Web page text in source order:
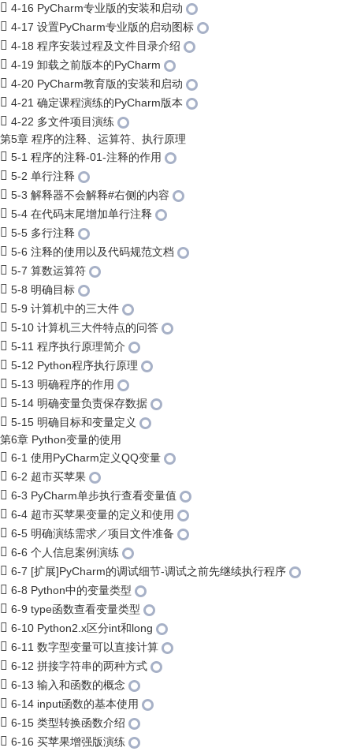
4-16 PyCharm专业版的安装和启动
4-17 设置PyCharm专业版的启动图标
4-18 程序安装过程及文件目录介绍
4-19 卸载之前版本的PyCharm
4-20 PyCharm教育版的安装和启动
4-21 确定课程演练的PyCharm版本
4-22 多文件项目演练
第5章 程序的注释、运算符、执行原理
5-1 程序的注释-01-注释的作用
5-2 单行注释
5-3 解释器不会解释#右侧的内容
5-4 在代码末尾增加单行注释
5-5 多行注释
5-6 注释的使用以及代码规范文档
5-7 算数运算符
5-8 明确目标
5-9 计算机中的三大件
5-10 计算机三大件特点的问答
5-11 程序执行原理简介
5-12 Python程序执行原理
5-13 明确程序的作用
5-14 明确变量负责保存数据
5-15 明确目标和变量定义
第6章 Python变量的使用
6-1 使用PyCharm定义QQ变量
6-2 超市买苹果
6-3 PyCharm单步执行查看变量值
6-4 超市买苹果变量的定义和使用
6-5 明确演练需求／项目文件准备
6-6 个人信息案例演练
6-7 [扩展]PyCharm的调试细节-调试之前先继续执行程序
6-8 Python中的变量类型
6-9 type函数查看变量类型
6-10 Python2.x区分int和long
6-11 数字型变量可以直接计算
6-12 拼接字符串的两种方式
6-13 输入和函数的概念
6-14 input函数的基本使用
6-15 类型转换函数介绍
6-16 买苹果增强版演练